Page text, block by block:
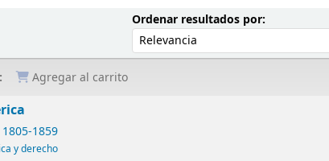
Ordenar resultados por:Ordenar por:
Agregar al carrito
1859
y derecho